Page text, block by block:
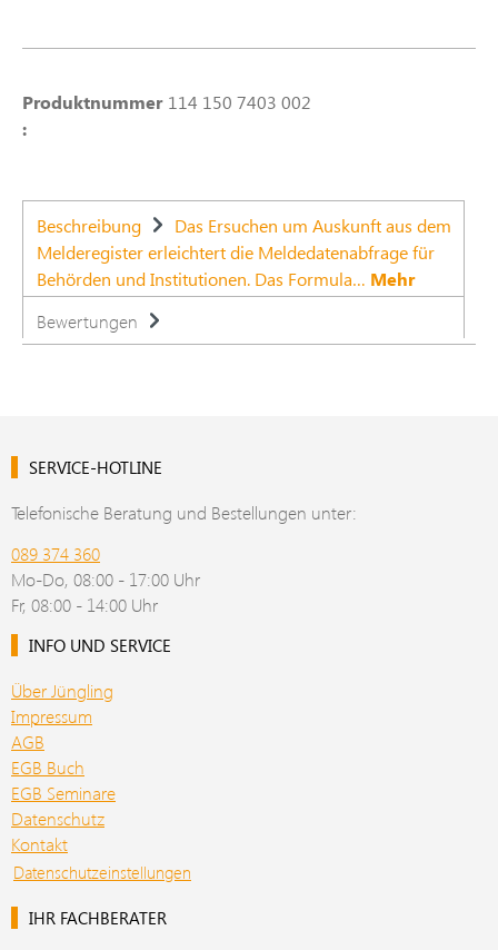
Produktnummer
:
114 150 7403 002
Beschreibung
Das Ersuchen um Auskunft aus dem
Melderegister erleichtert die Meldedatenabfrage für
Behörden und Institutionen. Das Formula… Mehr
Bewertungen
SERVICE-HOTLINE
Telefonische Beratung und Bestellungen unter:
089 374 360
Mo-Do, 08:00 - 17:00 Uhr
Fr, 08:00 - 14:00 Uhr
INFO UND SERVICE
Über Jüngling
Impressum
AGB
EGB Buch
EGB Seminare
Datenschutz
Kontakt
Datenschutzeinstellungen
IHR FACHBERATER